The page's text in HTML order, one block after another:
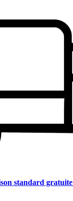
standard gratuite